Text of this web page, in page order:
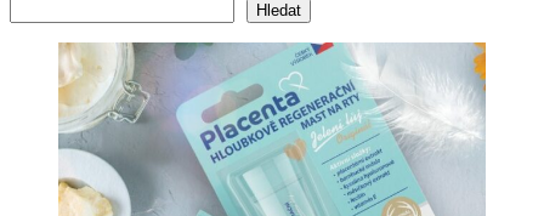
Hledat